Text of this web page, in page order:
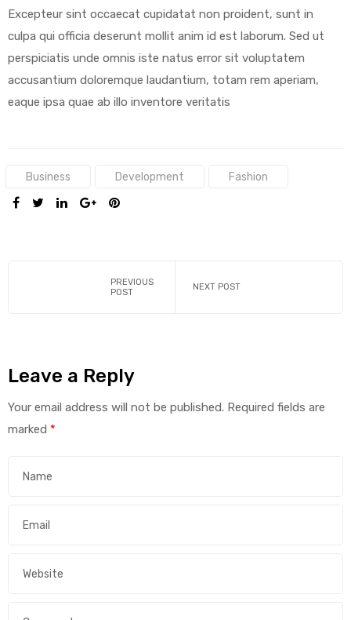
Excepteur sint occaecat cupidatat non proident, sunt in
culpa qui officia deserunt mollit anim id est laborum. Sed ut
perspiciatis unde omnis iste natus error sit voluptatem
accusantium doloremque laudantium, totam rem aperiam,
eaque ipsa quae ab illo inventore veritatis
Tags:Business Development Fashion
SHARE:
PREVIOUS
POST
NEXT POST
Leave a Reply
Your email address will not be published. Required fields are
marked *